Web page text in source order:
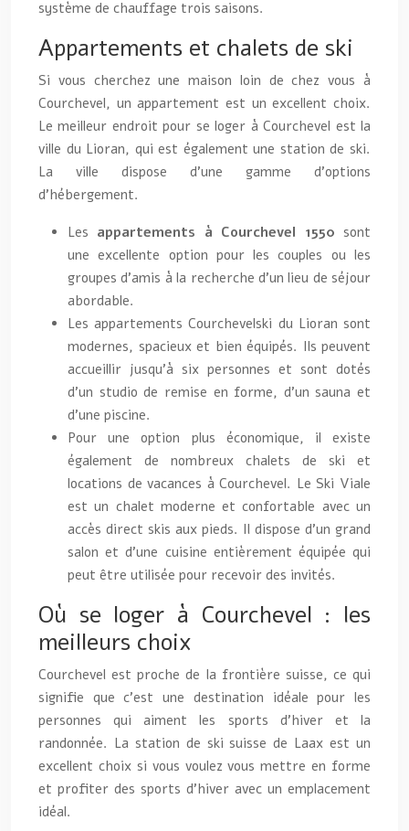
système de chauffage trois saisons.
Appartements et chalets de ski
Si vous cherchez une maison loin de chez vous à
Courchevel, un appartement est un excellent choix.
Le meilleur endroit pour se loger à Courchevel est la
ville du Lioran, qui est également une station de ski.
La ville dispose d’une gamme d’options
d’hébergement.
Les appartements à Courchevel 1550 sont
une excellente option pour les couples ou les
groupes d’amis à la recherche d’un lieu de séjour
abordable.
Les appartements Courchevelski du Lioran sont
modernes, spacieux et bien équipés. Ils peuvent
accueillir jusqu’à six personnes et sont dotés
d’un studio de remise en forme, d’un sauna et
d’une piscine.
Pour une option plus économique, il existe
également de nombreux chalets de ski et
locations de vacances à Courchevel. Le Ski Viale
est un chalet moderne et confortable avec un
accès direct skis aux pieds. Il dispose d’un grand
salon et d’une cuisine entièrement équipée qui
peut être utilisée pour recevoir des invités.
Où se loger à Courchevel : les
meilleurs choix
Courchevel est proche de la frontière suisse, ce qui
signifie que c’est une destination idéale pour les
personnes qui aiment les sports d’hiver et la
randonnée. La station de ski suisse de Laax est un
excellent choix si vous voulez vous mettre en forme
et profiter des sports d’hiver avec un emplacement
idéal.